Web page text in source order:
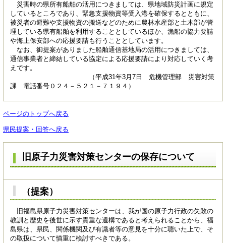
災害時の県所有船舶の活用につきましては、県地域防災計画に規定
しているところであり、緊急支援物資等受入港を確保するとともに、
被災者の避難や支援物資の搬送などのために農林水産部と土木部が管
理している県有船舶を利用することとしているほか、漁船の協力要請
や海上保安部への応援要請も行うこととしています。
なお、御提案がありました船舶通信基地局の活用につきましては、
通信事業者と締結している協定による応援要請により対応していく考
えです。
（平成31年3月7日 危機管理部 災害対策
課 電話番号０２４－５２１－７１９４）
ページのトップへ戻る
県民提案・回答へ戻る
旧原子力災害対策センターの保存について
（提案）
旧福島県原子力災害対策センターは、我が国の原子力行政の失敗の
教訓と歴史を後世に示す貴重な遺構であると考えられることから、福
島県は、県民、関係機関及び有識者等の意見を十分に聴いた上で、そ
の取扱について慎重に検討すべきである。